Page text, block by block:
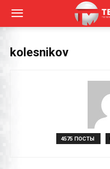
kolesnikov
4575 ПОСТЫ